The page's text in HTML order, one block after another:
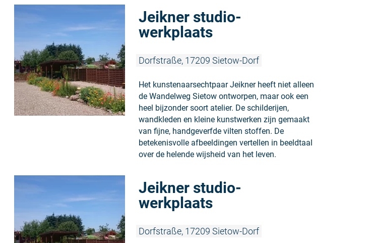
Jeikner studio-
werkplaats
Dorfstraße, 17209 Sietow-Dorf
Het kunstenaarsechtpaar Jeikner heeft niet alleen
de Wandelweg Sietow ontworpen, maar ook een
heel bijzonder soort atelier. De schilderijen,
wandkleden en kleine kunstwerken zijn gemaakt
van fijne, handgeverfde vilten stoffen. De
betekenisvolle afbeeldingen vertellen in beeldtaal
over de helende wijsheid van het leven.
Jeikner studio-
werkplaats
Dorfstraße, 17209 Sietow-Dorf